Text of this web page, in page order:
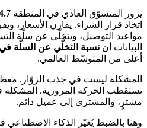
يزور المتسوّق العادي في المنطقة4.7 منصات تجارة إلكترونية
اتخاذ قرار الشراء. يقارن الأسعار،
مواعيد التوصيل، ويتخلّى عن سلّة
البيانات أننسبة التخلّي عن السلّة في
أعلى من المتوسّط العالمي.
المشكلة ليست في جذب الزوّار.
تستقطب الحركة المرورية. المشكلة
مشترٍ، والمشتري إلى عميل دائم.
وهنا بالضبط يُغيّر الذكاء الاصطناعي